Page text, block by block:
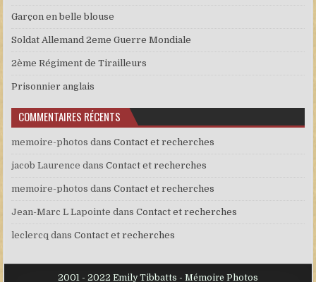
Garçon en belle blouse
Soldat Allemand 2eme Guerre Mondiale
2ème Régiment de Tirailleurs
Prisonnier anglais
COMMENTAIRES RÉCENTS
memoire-photos dansContact et recherches
jacob Laurence dansContact et recherches
memoire-photos dansContact et recherches
Jean-Marc L Lapointe dansContact et recherches
leclercq dansContact et recherches
2001 - 2022 Emily Tibbatts - Mémoire Photos